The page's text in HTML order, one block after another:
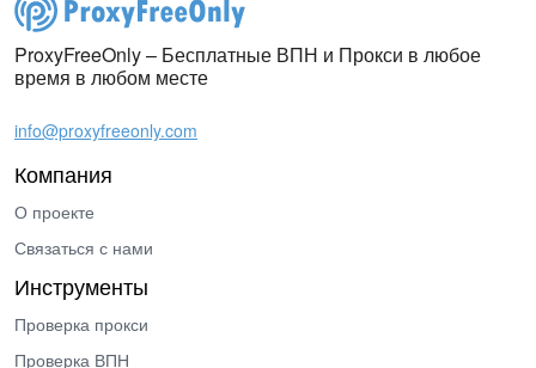
ProxyFreeOnly – Бесплатные ВПН и Прокси в любое
время в любом месте
info@proxyfreeonly.com
Компания
О проекте
Связаться с нами
Инструменты
Проверка прокси
Проверка ВПН